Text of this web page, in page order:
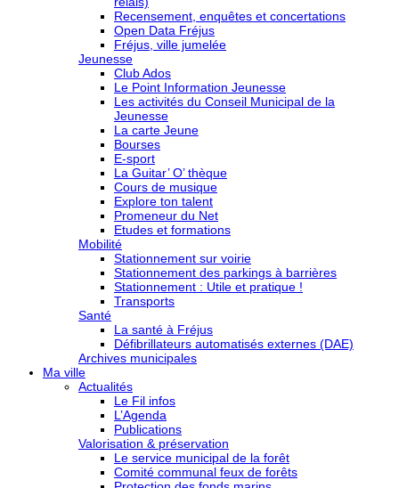
Recensement, enquêtes et concertations
Open Data Fréjus
Fréjus, ville jumelée
Jeunesse
Club Ados
Le Point Information Jeunesse
Les activités du Conseil Municipal de la
Jeunesse
La carte Jeune
Bourses
E-sport
La Guitar’ O’ thèque
Cours de musique
Explore ton talent
Promeneur du Net
Etudes et formations
Mobilité
Stationnement sur voirie
Stationnement des parkings à barrières
Stationnement : Utile et pratique !
Transports
Santé
La santé à Fréjus
Défibrillateurs automatisés externes (DAE)
Archives municipales
Ma ville
Actualités
Le Fil infos
L’Agenda
Publications
Valorisation & préservation
Le service municipal de la forêt
Comité communal feux de forêts